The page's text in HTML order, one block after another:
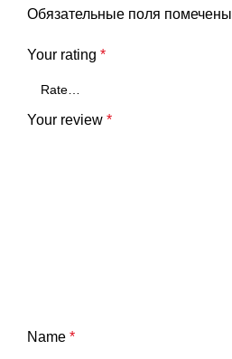
Обязательные поля помечены
Your rating *
Your review *
Name *